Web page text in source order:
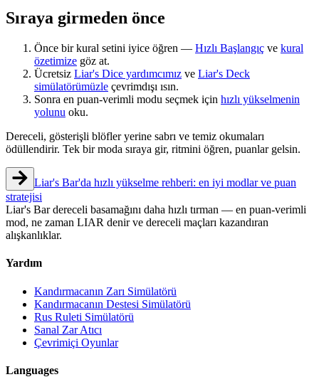
Sıraya girmeden önce
Önce bir kural setini iyice öğren — Hızlı Başlangıç ve kural
özetimize göz at.
Ücretsiz Liar's Dice yardımcımız ve Liar's Deck
simülatörümüzle çevrimdışı ısın.
Sonra en puan-verimli modu seçmek için hızlı yükselmenin
yolunu oku.
Dereceli, gösterişli blöfler yerine sabrı ve temiz okumaları
ödüllendirir. Tek bir moda sıraya gir, ritmini öğren, puanlar gelsin.
Liar's Bar'da hızlı yükselme rehberi: en iyi modlar ve puan
stratejisi
Liar's Bar dereceli basamağını daha hızlı tırman — en puan-verimli
mod, ne zaman LIAR denir ve dereceli maçları kazandıran
alışkanlıklar.
Yardım
Kandırmacanın Zarı Simülatörü
Kandırmacanın Destesi Simülatörü
Rus Ruleti Simülatörü
Sanal Zar Atıcı
Çevrimiçi Oyunlar
Languages